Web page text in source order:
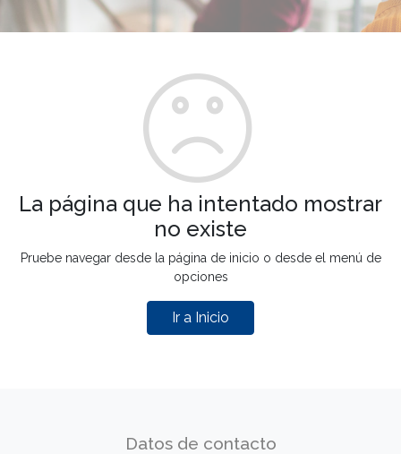
La página que ha intentado mostrar
no existe
Pruebe navegar desde la página de inicio o desde el menú de
opciones
Ir a Inicio
Datos de contacto